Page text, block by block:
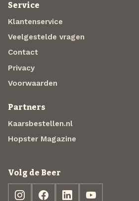
Service
Klantenservice
Veelgestelde vragen
Contact
Privacy
Voorwaarden
Partners
Kaarsbestellen.nl
Hopster Magazine
Volg de Beer